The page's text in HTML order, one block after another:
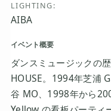
LIGHTING:
AIBA
イベント概要
ダンスミュージックの
HOUSE。1994年芝浦
谷 MO、1998年から